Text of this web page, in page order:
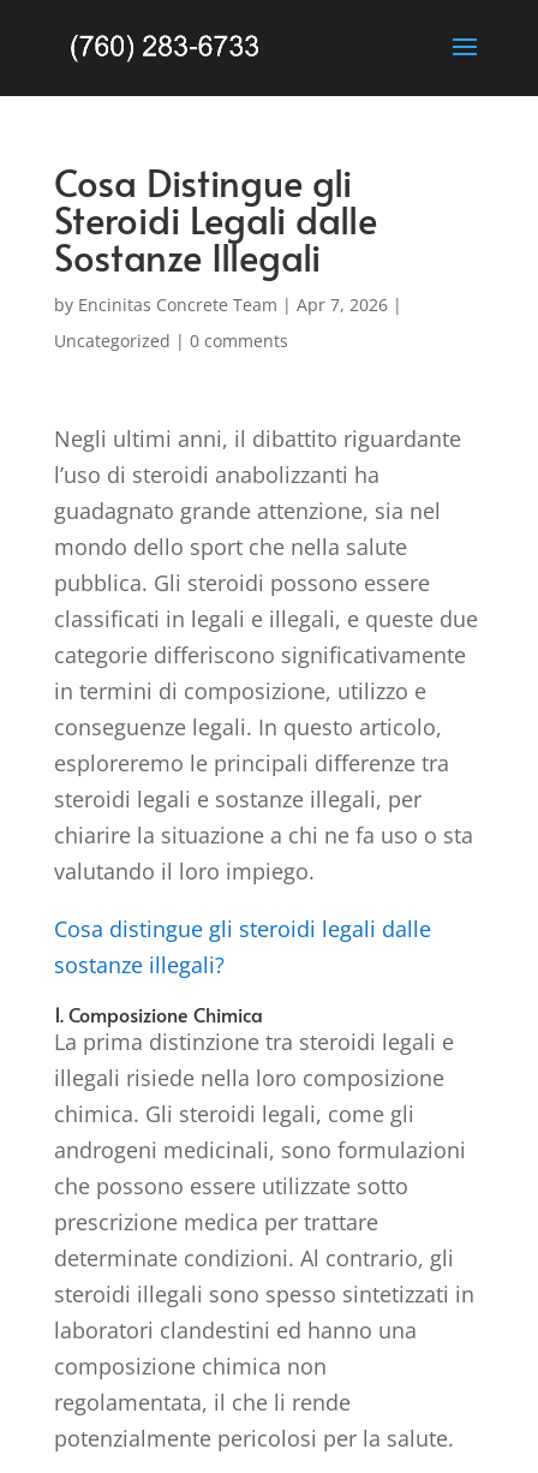
Cosa Distingue gli
Steroidi Legali dalle
Sostanze Illegali
by Encinitas Concrete Team | Apr 7, 2026|
Uncategorized | 0 comments
Negli ultimi anni, il dibattito riguardante
l’uso di steroidi anabolizzanti ha
guadagnato grande attenzione, sia nel
mondo dello sport che nella salute
pubblica. Gli steroidi possono essere
classificati in legali e illegali, e queste due
categorie differiscono significativamente
in termini di composizione, utilizzo e
conseguenze legali. In questo articolo,
esploreremo le principali differenze tra
steroidi legali e sostanze illegali, per
chiarire la situazione a chi ne fa uso o sta
valutando il loro impiego.
Cosa distingue gli steroidi legali dalle
sostanze illegali?
1. Composizione Chimica
La prima distinzione tra steroidi legali e
illegali risiede nella loro composizione
chimica. Gli steroidi legali, come gli
androgeni medicinali, sono formulazioni
che possono essere utilizzate sotto
prescrizione medica per trattare
determinate condizioni. Al contrario, gli
steroidi illegali sono spesso sintetizzati in
laboratori clandestini ed hanno una
composizione chimica non
regolamentata, il che li rende
potenzialmente pericolosi per la salute.